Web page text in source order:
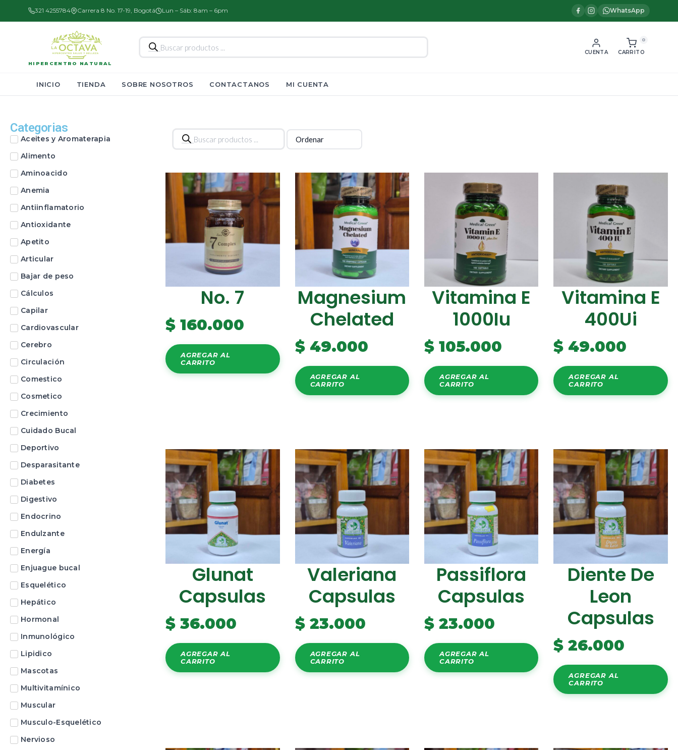
321 4255784 Carrera 8 No. 17-19, Bogotá Lun – Sáb: 8am – 6pm WhatsApp
HIPERCENTRO NATURAL
Búsqueda
de
productos
CUENTA
0
CARRITO
INICIO TIENDA SOBRE NOSOTROS CONTACTANOS MI CUENTA
Categorias
Aceites y Aromaterapia
Alimento
Aminoacido
Anemia
Antiinflamatorio
Antioxidante
Apetito
Articular
Bajar de peso
Cálculos
Capilar
Cardiovascular
Cerebro
Circulación
Comestico
Cosmetico
Crecimiento
Cuidado Bucal
Deportivo
Desparasitante
Diabetes
Digestivo
Endocrino
Endulzante
Energía
Enjuague bucal
Esquelético
Hepático
Hormonal
Inmunológico
Lipidico
Mascotas
Multivitamínico
Muscular
Musculo-Esquelético
Nervioso
Búsqueda
de
productos
No. 7
$ 160.000
AGREGAR AL
CARRITO
Magnesium
Chelated
$49.000
AGREGAR AL
CARRITO
Vitamina E
1000Iu
$ 105.000
AGREGAR AL
CARRITO
Vitamina E
400Ui
$ 49.000
AGREGAR AL
CARRITO
Glunat
Capsulas
$ 36.000
AGREGAR AL
CARRITO
Valeriana
Capsulas
$23.000
AGREGAR AL
CARRITO
Passiflora
Capsulas
$ 23.000
AGREGAR AL
CARRITO
Diente De
Leon
Capsulas
$ 26.000
AGREGAR AL
CARRITO